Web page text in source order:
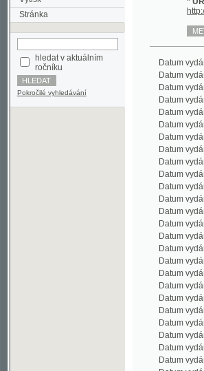
hledat v aktuálním
Pokročilé vyhledávání
Datum vydání
Datum vydání
Datum vydání
Datum vydání
Datum vydání
Datum vydání
Datum vydání
Datum vydání
Datum vydání
Datum vydání
Datum vydání
Datum vydání
Datum vydání
Datum vydání
Datum vydání
Datum vydání
Datum vydání
Datum vydání
Datum vydání
Datum vydání
Datum vydání
Datum vydání
Datum vydání
Datum vydání
Datum vydání
Datum vydání
Datum vydání
Datum vydání
Datum vydání